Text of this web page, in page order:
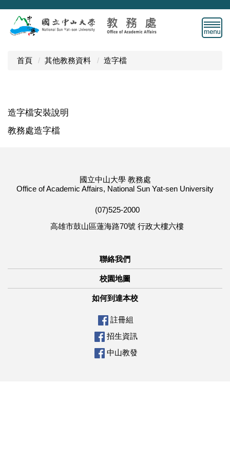
跳
主
首頁 其他教務資料 造字檔
造字檔安裝說明
教務處造字檔
國立中山大學 教務處
Office of Academic Affairs, National Sun Yat-sen University
(07)525-2000
高雄市鼓山區蓮海路70號 行政大樓六樓
聯絡我們
校園地圖
如何到達本校
註冊組
招生資訊
中山教發